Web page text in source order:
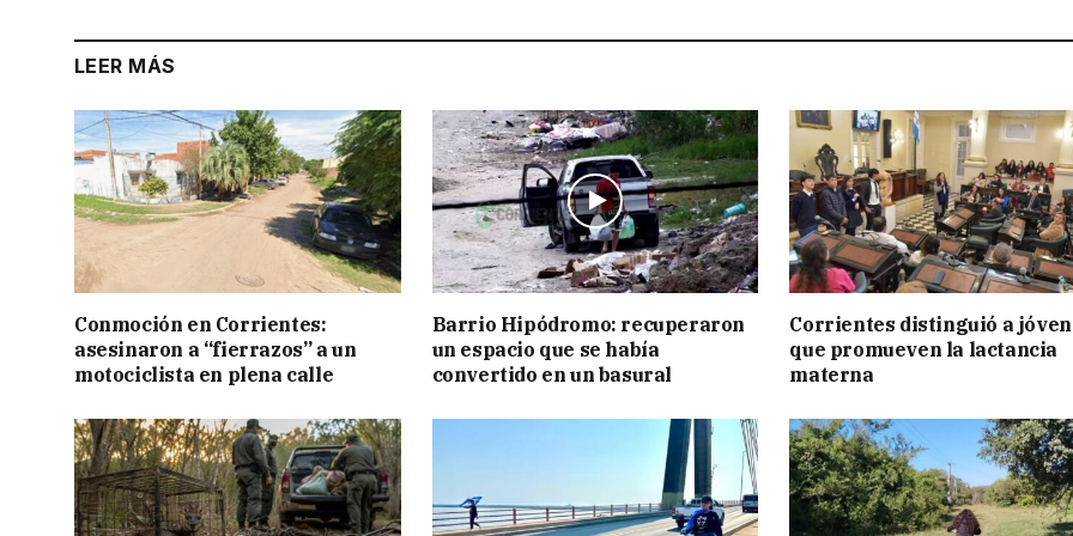
LEER MÁS
Conmoción en Corrientes:
asesinaron a “fierrazos” a un
motociclista en plena calle
Barrio Hipódromo: recuperaron
un espacio que se había
convertido en un basural
Corrientes distinguió a
que promueven la lactancia
materna